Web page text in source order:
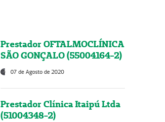
Prestador OFTALMOCLÍNICA
SÃO GONÇALO (55004164-2)
07 de Agosto de 2020
Prestador Clínica Itaipú Ltda
(51004348-2)